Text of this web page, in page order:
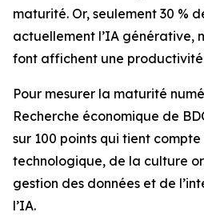
maturité. Or, seulement 30 %
actuellement l’IA générative,
font affichent une productivité
Pour mesurer la maturité
Recherche économique de
sur 100 points qui tient
technologique, de la culture
gestion des données et de
l’IA.